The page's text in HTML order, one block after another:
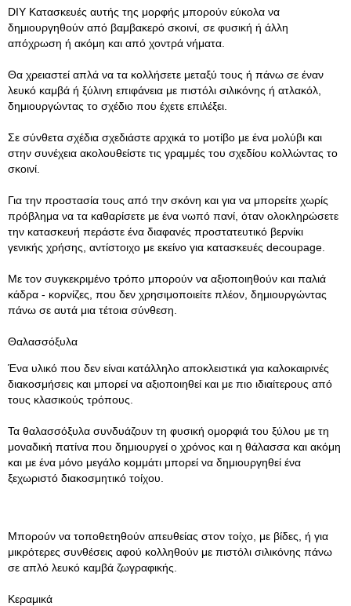
DIY Kατασκευές αυτής της μορφής μπορούν εύκολα να
δημιουργηθούν από βαμβακερό σκοινί, σε φυσική ή άλλη
απόχρωση ή ακόμη και από χοντρά νήματα.
Θα χρειαστεί απλά να τα κολλήσετε μεταξύ τους ή πάνω σε έναν
λευκό καμβά ή ξύλινη επιφάνεια με πιστόλι σιλικόνης ή ατλακόλ,
δημιουργώντας το σχέδιο που έχετε επιλέξει.
Σε σύνθετα σχέδια σχεδιάστε αρχικά το μοτίβο με ένα μολύβι και
στην συνέχεια ακολουθείστε τις γραμμές του σχεδίου κολλώντας το
σκοινί.
Για την προστασία τους από την σκόνη και για να μπορείτε χωρίς
πρόβλημα να τα καθαρίσετε με ένα νωπό πανί, όταν ολοκληρώσετε
την κατασκευή περάστε ένα διαφανές προστατευτικό βερνίκι
γενικής χρήσης, αντίστοιχο με εκείνο για κατασκευές decoupage.
Με τον συγκεκριμένο τρόπο μπορούν να αξιοποιηθούν και παλιά
κάδρα - κορνίζες, που δεν χρησιμοποιείτε πλέον, δημιουργώντας
πάνω σε αυτά μια τέτοια σύνθεση.
Θαλασσόξυλα
Ένα υλικό που δεν είναι κατάλληλο αποκλειστικά για καλοκαιρινές
διακοσμήσεις και μπορεί να αξιοποιηθεί και με πιο ιδιαίτερους από
τους κλασικούς τρόπους.
Τα θαλασσόξυλα συνδυάζουν τη φυσική ομορφιά του ξύλου με τη
μοναδική πατίνα που δημιουργεί ο χρόνος και η θάλασσα και ακόμη
και με ένα μόνο μεγάλο κομμάτι μπορεί να δημιουργηθεί ένα
ξεχωριστό διακοσμητικό τοίχου.
Μπορούν να τοποθετηθούν απευθείας στον τοίχο, με βίδες, ή για
μικρότερες συνθέσεις αφού κολληθούν με πιστόλι σιλικόνης πάνω
σε απλό λευκό καμβά ζωγραφικής.
Κεραμικά